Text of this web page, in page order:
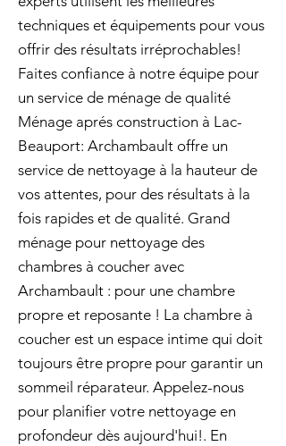
techniques et équipements pour vous
offrir des résultats irréprochables!
Faites confiance à notre équipe pour
un service de ménage de qualité
Ménage aprés construction à Lac-
Beauport: Archambault offre un
service de nettoyage à la hauteur de
vos attentes, pour des résultats à la
fois rapides et de qualité. Grand
ménage pour nettoyage des
chambres à coucher avec
Archambault : pour une chambre
propre et reposante ! La chambre à
coucher est un espace intime qui doit
toujours être propre pour garantir un
sommeil réparateur. Appelez-nous
pour planifier votre nettoyage en
profondeur dès aujourd'hui!. En